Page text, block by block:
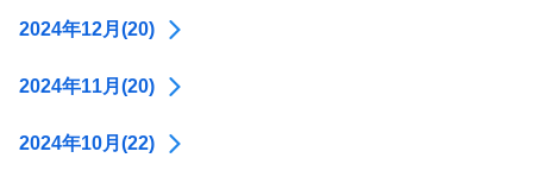
2024年12月(20)
2024年11月(20)
2024年10月(22)